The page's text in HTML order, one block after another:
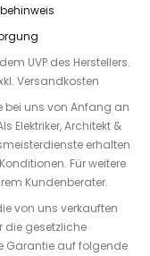
UVP des Herstellers.
Versandkosten
bei uns von Anfang an
Elektriker, Architekt &
erhalten
Für weitere
Kundenberater.
von uns verkauften
die gesetzliche
Garantie auf folgende